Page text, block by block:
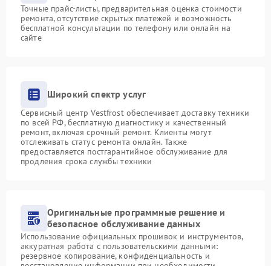
Точные прайс-листы, предварительная оценка стоимости
ремонта, отсутствие скрытых платежей и возможность
бесплатной консультации по телефону или онлайн на
сайте
Широкий спектр услуг
Сервисный центр Vestfrost обеспечивает доставку техники
по всей РФ, бесплатную диагностику и качественный
ремонт, включая срочный ремонт. Клиенты могут
отслеживать статус ремонта онлайн. Также
предоставляется постгарантийное обслуживание для
продления срока службы техники
Оригинальные программные решение и
безопасное обслуживание данных
Использование официальных прошивок и инструментов,
аккуратная работа с пользовательскими данными:
резервное копирование, конфиденциальность и